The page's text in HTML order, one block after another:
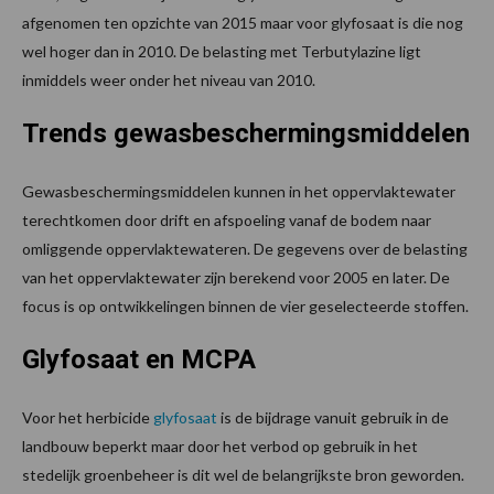
afgenomen ten opzichte van 2015 maar voor glyfosaat is die nog
wel hoger dan in 2010. De belasting met Terbutylazine ligt
inmiddels weer onder het niveau van 2010.
Trends gewasbeschermingsmiddelen
Gewasbeschermingsmiddelen kunnen in het oppervlaktewater
terechtkomen door drift en afspoeling vanaf de bodem naar
omliggende oppervlaktewateren. De gegevens over de belasting
van het oppervlaktewater zijn berekend voor 2005 en later. De
focus is op ontwikkelingen binnen de vier geselecteerde stoffen.
Glyfosaat en MCPA
Voor het herbicide glyfosaat is de bijdrage vanuit gebruik in de
landbouw beperkt maar door het verbod op gebruik in het
stedelijk groenbeheer is dit wel de belangrijkste bron geworden.